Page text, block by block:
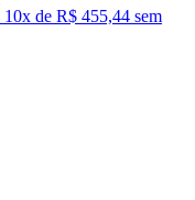
10x de R$ 455,44 sem